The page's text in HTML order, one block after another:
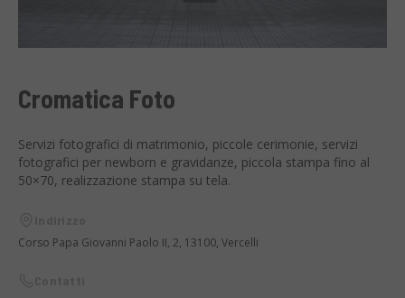
Cromatica Foto
Servizi fotografici di matrimonio, piccole cerimonie, servizi
fotografici per newborn e gravidanze, piccola stampa fino al
50×70, realizzazione stampa su tela.
Corso Papa Giovanni Paolo II, 2, 13100, Vercelli